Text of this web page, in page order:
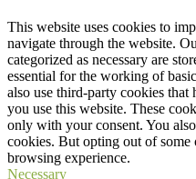
This website uses cookies to
navigate through the website.
categorized as necessary are
essential for the working of
also use third-party cookies that
you use this website. These
only with your consent. You
cookies. But opting out of
browsing experience.
Necessary